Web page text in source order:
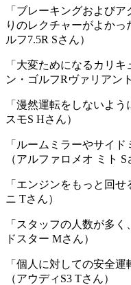
「ブレーキングおよび
りのレクチャーがよか
ルフ7.5R Sさん）
「大変ためになるカリ
ン・ゴルフRヴァリアン
「漫然運転をしないよ
スモS Hさん）
「ルームミラーやサイ
（アルファロメオ ミト S
「エンジンをもっと回
ニ Tさん）
「スタッフの人数が多
ドスター Mさん）
「個人に対しての安全
（アウディS3 Tさん）